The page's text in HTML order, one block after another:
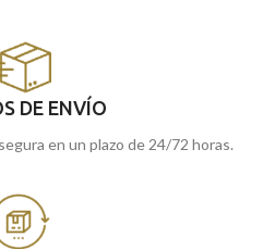
DE ENVÍO
en un plazo de 24/72 horas.